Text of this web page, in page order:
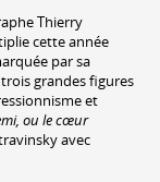
Thierry
cette année
par sa
grandes figures
et
ou le cœur
avec